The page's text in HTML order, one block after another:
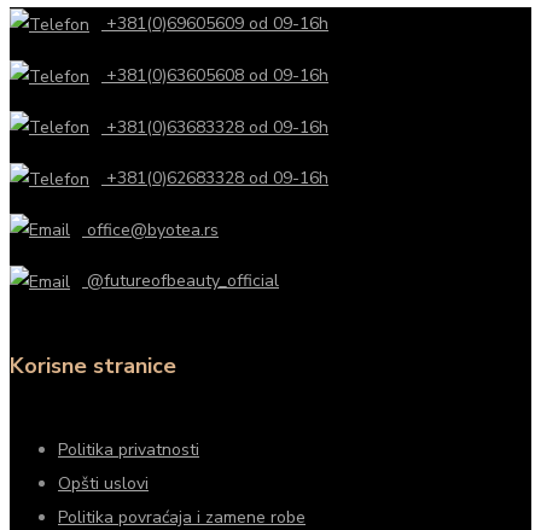
+381(0)69605609 od 09-16h
+381(0)63605608 od 09-16h
+381(0)63683328 od 09-16h
+381(0)62683328 od 09-16h
office@byotea.rs
@futureofbeauty_official
Korisne stranice
Politika privatnosti
Opšti uslovi
Politika povraćaja i zamene robe